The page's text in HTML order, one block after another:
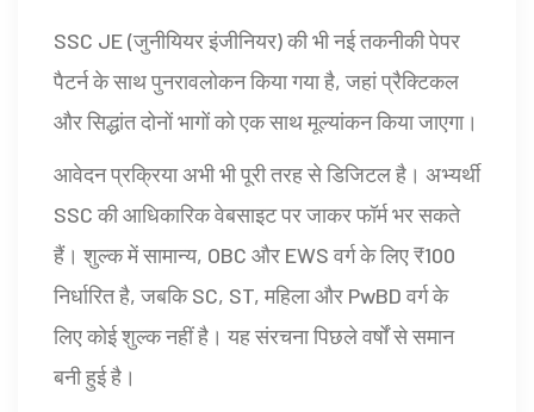
SSC JE (जुनीयियर इंजीनियर) की भी नई तकनीकी पेपर
पैटर्न के साथ पुनरावलोकन किया गया है, जहां प्रैक्टिकल
और सिद्धांत दोनों भागों को एक साथ मूल्यांकन किया जाएगा।
आवेदन प्रक्रिया अभी भी पूरी तरह से डिजिटल है। अभ्यर्थी
SSC की आधिकारिक वेबसाइट पर जाकर फॉर्म भर सकते
हैं। शुल्क में सामान्य, OBC और EWS वर्ग के लिए ₹100
निर्धारित है, जबकि SC, ST, महिला और PwBD वर्ग के
लिए कोई शुल्क नहीं है। यह संरचना पिछले वर्षों से समान
बनी हुई है।